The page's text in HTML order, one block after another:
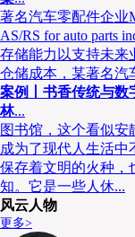
上引水产——海鲜餐
著名汽车零配件企业
AS/RS for auto parts
存储能力以支持未来
仓储成本，某著名汽
案例丨书香传统与数
林...
图书馆，这个看似安
成为了现代人生活中
保存着文明的火种，
知。它是一些人休...
风云人物
更多>